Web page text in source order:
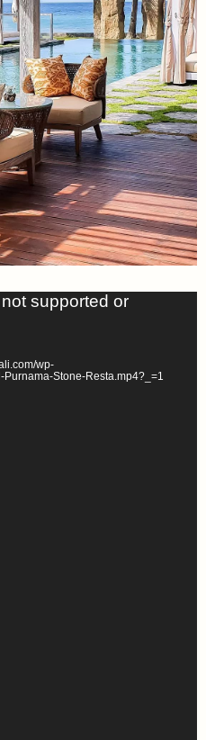
supported or
wp-
Stone-Resta.mp4?_=1